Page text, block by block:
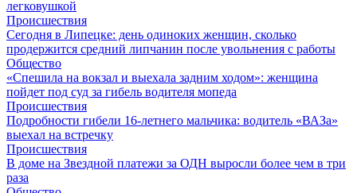
легковушкой
Происшествия
Сегодня в Липецке: день одиноких женщин, сколько
продержится средний липчанин после увольнения с работы
Общество
«Спешила на вокзал и выехала задним ходом»: женщина
пойдет под суд за гибель водителя мопеда
Происшествия
Подробности гибели 16-летнего мальчика: водитель «ВАЗа»
выехал на встречку
Происшествия
В доме на Звездной платежи за ОДН выросли более чем в три
раза